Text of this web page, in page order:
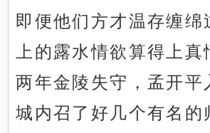
即便他们方才温存缠绵
上的露水情欲算得上真
两年金陵失守，孟开平
城内召了好几个有名的